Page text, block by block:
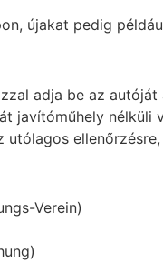
újakat pedig
adja be az
javítóműhely
Verein)